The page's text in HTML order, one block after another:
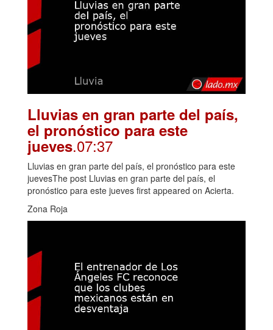
Lluvias en gran parte del país,
el pronóstico para este
jueves.07:37
Lluvias en gran parte del país, el pronóstico para este
juevesThe post Lluvias en gran parte del país, el
pronóstico para este jueves first appeared on Acierta.
Zona Roja